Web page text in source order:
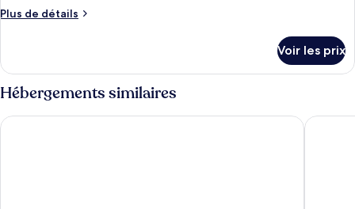
Plus de détails
Plus
le
type
de
Chambre
Voir les prix
Hébergements similaires
Hotel l'Abbaye La Villa